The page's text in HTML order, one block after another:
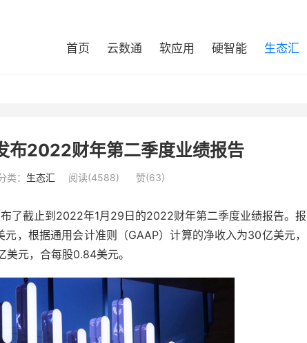
首页 云数通 软应用 硬智能 生态汇
布2022财年第二季度业绩报告
类： 生态汇 阅读(4588) 赞(63)
了截止到2022年1月29日的2022财年第二季度业绩报告。报
，根据通用会计准则（GAAP）计算的净收入为30亿美元，
元，合每股0.84美元。